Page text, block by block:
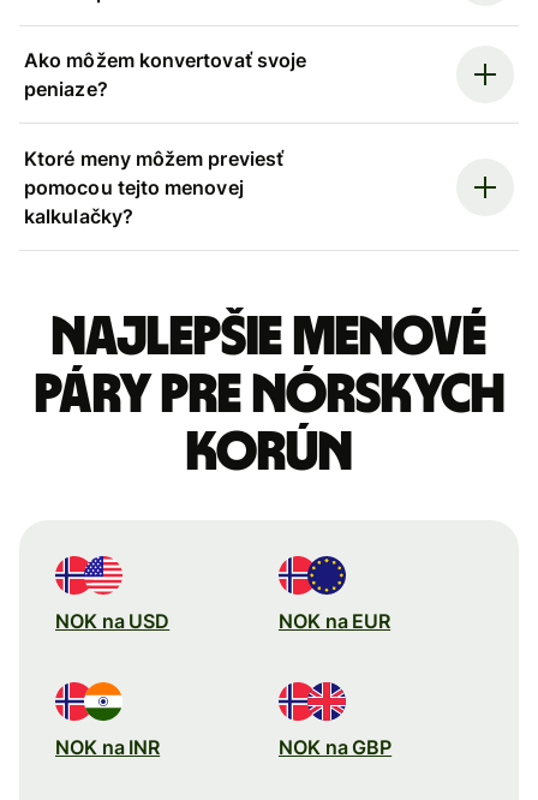
Ako môžem konvertovať svoje
peniaze?
Ktoré meny môžem previesť
pomocou tejto menovej
kalkulačky?
Najlepšie menové
páry pre Nórskych
korún
NOK na USD NOK na EUR
NOK na INR NOK na GBP